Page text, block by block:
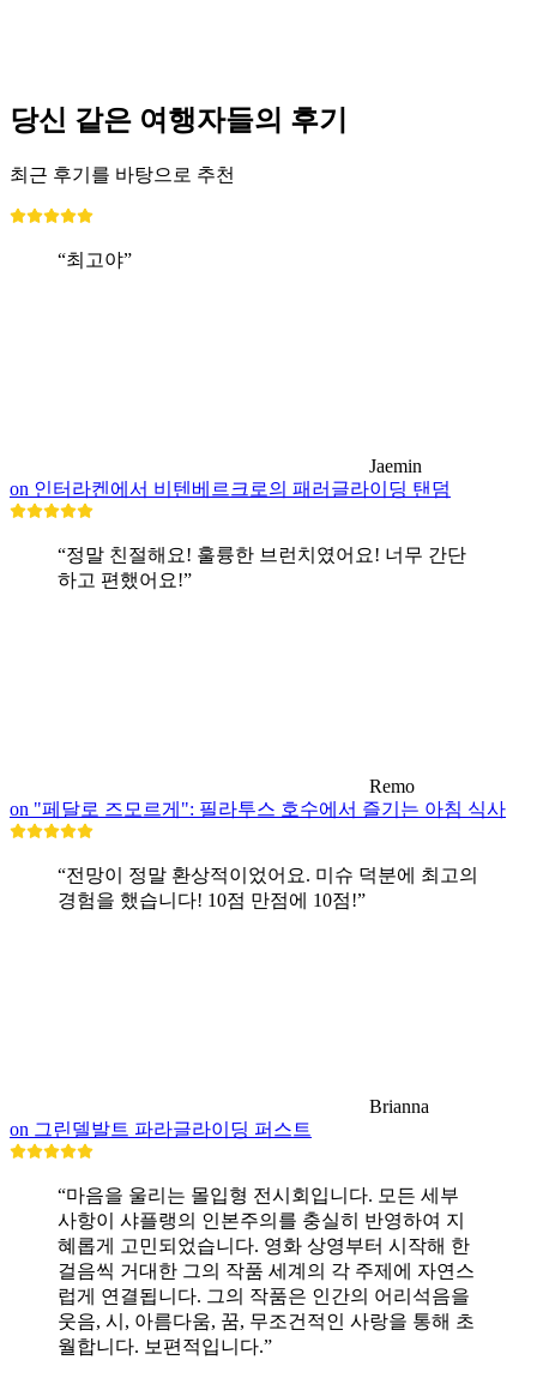
당신 같은 여행자들의 후기
최근 후기를 바탕으로 추천
“최고야”
Jaemin
on 인터라켄에서 비텐베르크로의 패러글라이딩 탠덤
“정말 친절해요! 훌륭한 브런치였어요! 너무 간단
하고 편했어요!”
Remo
on "페달로 즈모르게": 필라투스 호수에서 즐기는 아침 식사
“전망이 정말 환상적이었어요. 미슈 덕분에 최고의
경험을 했습니다! 10점 만점에 10점!”
Brianna
on 그린델발트 파라글라이딩 퍼스트
“마음을 울리는 몰입형 전시회입니다. 모든 세부
사항이 샤플랭의 인본주의를 충실히 반영하여 지
혜롭게 고민되었습니다. 영화 상영부터 시작해 한
걸음씩 거대한 그의 작품 세계의 각 주제에 자연스
럽게 연결됩니다. 그의 작품은 인간의 어리석음을
웃음, 시, 아름다움, 꿈, 무조건적인 사랑을 통해 초
월합니다. 보편적입니다.”